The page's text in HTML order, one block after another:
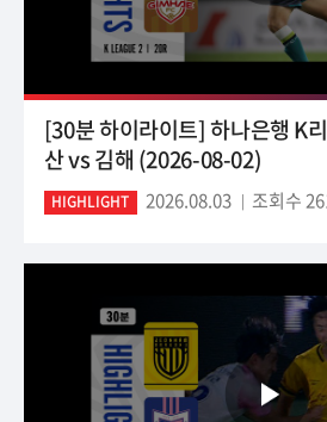
[30분 하이라이트] 하나은행 K
산 vs 김해 (2026-08-02)
HIGHLIGHT 2026.08.03 조회수